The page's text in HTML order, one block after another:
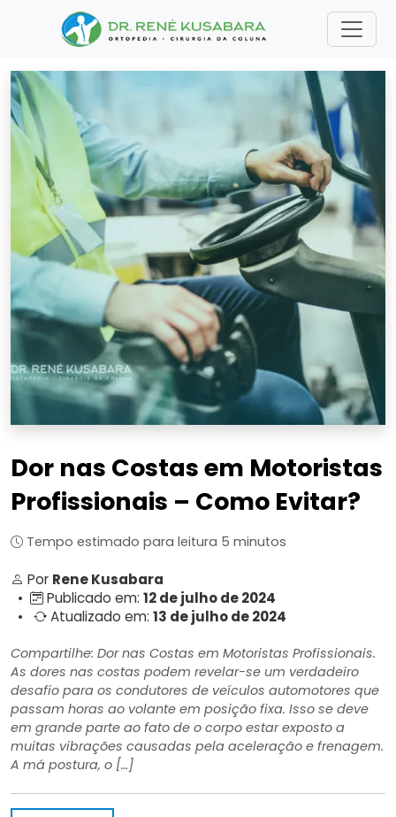
Dor nas Costas em Motoristas
Profissionais – Como Evitar?
Tempo estimado para leitura 5 minutos
Por Rene Kusabara
•
Publicado em: 12 de julho de 2024
•
Atualizado em: 13 de julho de 2024
Compartilhe: Dor nas Costas em Motoristas Profissionais.
As dores nas costas podem revelar-se um verdadeiro
desafio para os condutores de veículos automotores que
passam horas ao volante em posição fixa. Isso se deve
em grande parte ao fato de o corpo estar exposto a
muitas vibrações causadas pela aceleração e frenagem.
A má postura, o […]